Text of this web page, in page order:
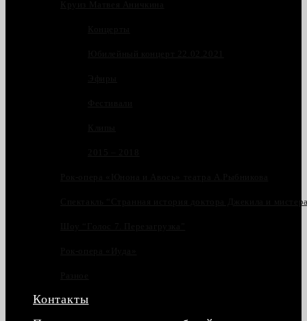
Спектакль “Странная история доктора Джекила и
Контакты